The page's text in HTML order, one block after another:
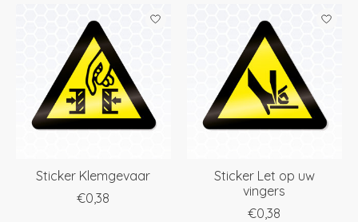
Sticker Klemgevaar
€0,38
Sticker Let op uw
vingers
€0,38